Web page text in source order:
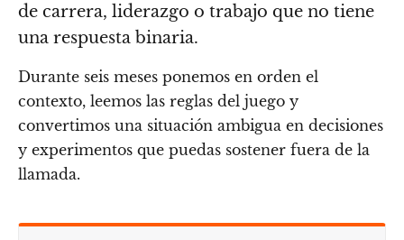
de carrera, liderazgo o trabajo que no tiene
una respuesta binaria.
Durante seis meses ponemos en orden el
contexto, leemos las reglas del juego y
convertimos una situación ambigua en decisiones
y experimentos que puedas sostener fuera de la
llamada.